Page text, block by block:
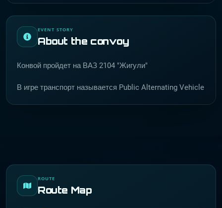
EVENT STORY
About the convoy
Конвой пройдет на ВАЗ 2104 "Жигули"
В игре транспорт называется Public Alternating Vehicle
ROUTE
Route Map